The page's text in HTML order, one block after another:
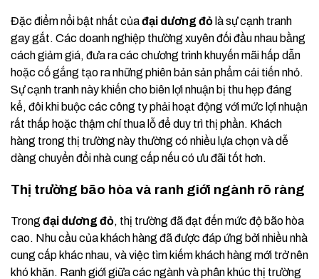
Đặc điểm nổi bật nhất củađại dương đỏ là sự cạnh tranh
gay gắt. Các doanh nghiệp thường xuyên đối đầu nhau bằng
cách giảm giá, đưa ra các chương trình khuyến mãi hấp dẫn
hoặc cố gắng tạo ra những phiên bản sản phẩm cải tiến nhỏ.
Sự cạnh tranh này khiến cho biên lợi nhuận bị thu hẹp đáng
kể, đôi khi buộc các công ty phải hoạt động với mức lợi nhuận
rất thấp hoặc thậm chí thua lỗ để duy trì thị phần. Khách
hàng trong thị trường này thường có nhiều lựa chọn và dễ
dàng chuyển đổi nhà cung cấp nếu có ưu đãi tốt hơn.
Thị trường bão hòa và ranh giới ngành rõ ràng
Trong đại dương đỏ, thị trường đã đạt đến mức độ bão hòa
cao. Nhu cầu của khách hàng đã được đáp ứng bởi nhiều nhà
cung cấp khác nhau, và việc tìm kiếm khách hàng mới trở nên
khó khăn. Ranh giới giữa các ngành và phân khúc thị trường